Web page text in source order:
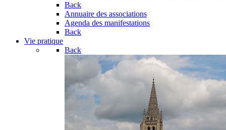
Back
Annuaire des associations
Agenda des manifestations
Back
Vie pratique
Back